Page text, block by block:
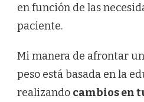
en función de las
paciente.
Mi manera de afrontar
peso está basada en la
realizando cambios en